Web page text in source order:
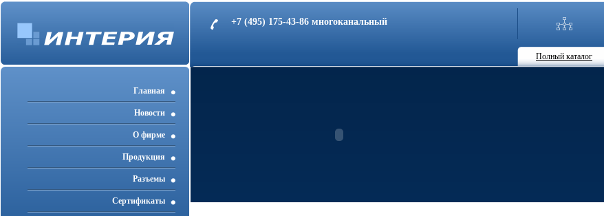
+7 (495) 175-43-86 многоканальный
Полный каталог
Главная
Новости
О фирме
Продукция
Разъемы
Cертификаты